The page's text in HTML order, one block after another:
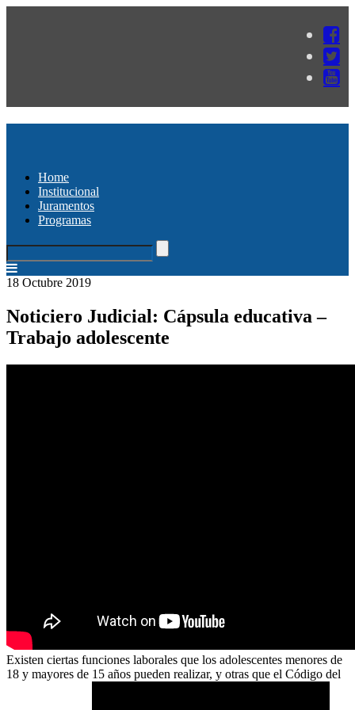
Home
Institucional
Juramentos
Programas
18 Octubre 2019
Noticiero Judicial: Cápsula educativa –
Trabajo adolescente
Existen ciertas funciones laborales que los adolescentes menores de
18 y mayores de 15 años pueden realizar, y otras que el Código del